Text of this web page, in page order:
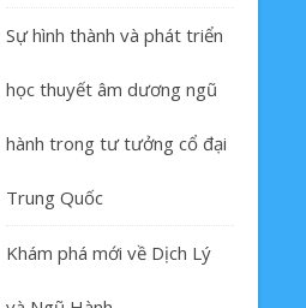
Sự hình thành và phát triển
học thuyết âm dương ngũ
hành trong tư tưởng cổ đại
Trung Quốc
Khám phá mới về Dịch Lý